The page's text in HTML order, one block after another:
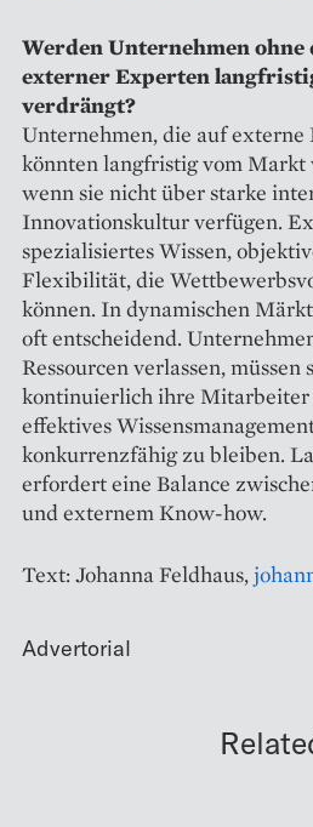
Werden Unternehmen ohne
externer Experten
verdrängt?
Unternehmen, die auf
könnten langfristig vom Markt
wenn sie nicht über starke
Innovationskultur verfügen.
spezialisiertes Wissen,
Flexibilität, die
können. In dynamischen
oft entscheidend.
Ressourcen verlassen, müssen
kontinuierlich ihre
effektives
konkurrenzfähig zu bleiben.
erfordert eine Balance
und externem Know-how.
Text: Johanna Feldhaus,
Advertorial